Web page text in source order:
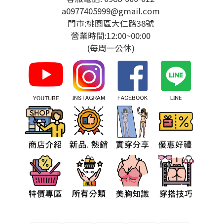
a0977405999@gmail.com
門市:桃園區大仁路38號
營業時間:12:00~00:00
(每周一公休)